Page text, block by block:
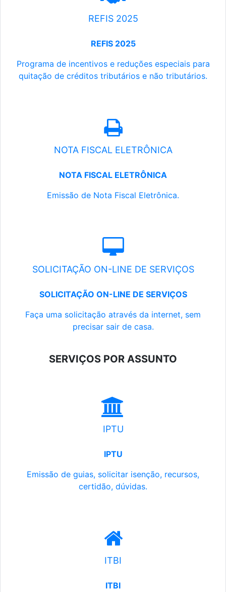
REFIS 2025
REFIS 2025
Programa de incentivos e reduções especiais para
quitação de créditos tributários e não tributários.
NOTA FISCAL ELETRÔNICA
NOTA FISCAL ELETRÔNICA
Emissão de Nota Fiscal Eletrônica.
SOLICITAÇÃO ON-LINE DE SERVIÇOS
SOLICITAÇÃO ON-LINE DE SERVIÇOS
Faça uma solicitação através da internet, sem
precisar sair de casa.
SERVIÇOS POR ASSUNTO
IPTU
IPTU
Emissão de guias, solicitar isenção, recursos,
certidão, dúvidas.
ITBI
ITBI